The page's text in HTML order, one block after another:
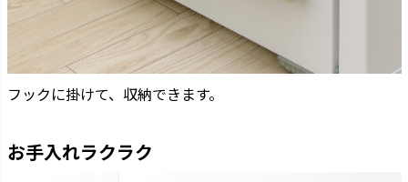
フックに掛けて、収納できます。
お手入れラクラク